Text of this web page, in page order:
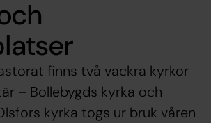
finns två vackra kyrkor
– Bollebygds kyrka och
kyrka togs ur bruk våren